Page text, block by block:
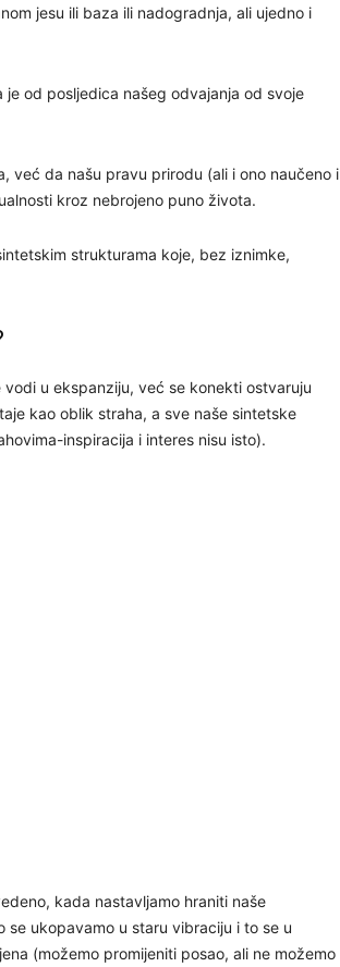
jesu ili baza ili nadogradnja, ali ujedno i
od posljedica našeg odvajanja od svoje
već da našu pravu prirodu (ali i ono naučeno i
kroz nebrojeno puno života.
strukturama koje, bez iznimke,
u ekspanziju, već se konekti ostvaruju
kao oblik straha, a sve naše sintetske
inspiracija i interes nisu isto).
kada nastavljamo hraniti naše
ukopavamo u staru vibraciju i to se u
(možemo promijeniti posao, ali ne možemo